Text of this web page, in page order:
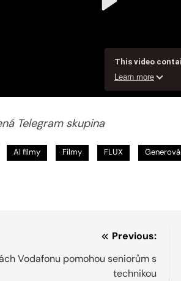
Telegram skupina
AI filmy Filmy FLUX
Previous:
Vodafonu pomohou seniorům s
technikou